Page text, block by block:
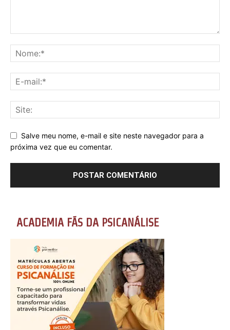
Salve meu nome, e-mail e site neste navegador para a
próxima vez que eu comentar.
ACADEMIA FÃS DA PSICANÁLISE